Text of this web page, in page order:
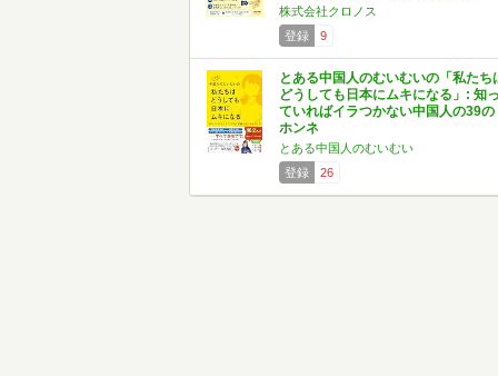
株式会社クロノス
登録
9
とある中国人のむいむいの「私たち
どうしても日本にムキになる」: 知っ
ていればイラつかない中国人の39の
ホンネ
とある中国人のむいむい
登録
26